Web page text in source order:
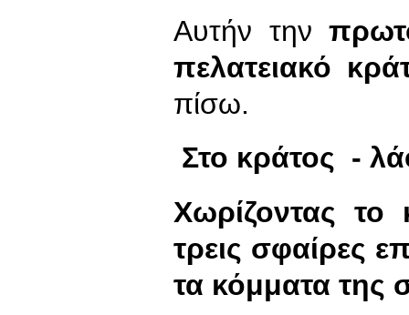
Αυτήν την
πελατειακό
πίσω.
Στο κράτος -
Χωρίζοντας το
τρεις σφαίρες
τα κόμματα της